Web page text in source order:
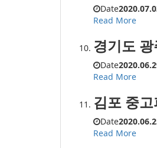
Date
Read More
경기도
Date
Read More
김포 중
Date
Read More